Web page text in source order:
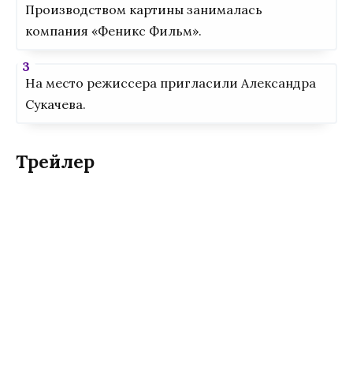
Производством картины занималась
компания «Феникс Фильм».
На место режиссера пригласили Александра
Сукачева.
Трейлер